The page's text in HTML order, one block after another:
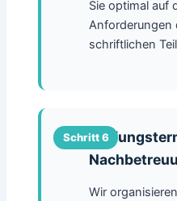
Sie optimal auf
Anforderungen
schriftlichen
Wir